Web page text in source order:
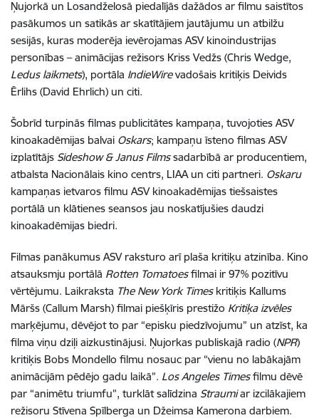
Ņujorkā un Losandželosā piedalījās dažādos ar filmu saistītos
pasākumos un satikās ar skatītājiem jautājumu un atbilžu
sesijās, kuras moderēja ievērojamas ASV kinoindustrijas
personības – animācijas režisors Kriss Vedžs (Chris Wedge,
Ledus laikmets), portāla IndieWirevadošais kritiķis Deivids
Ērlihs (David Ehrlich) un citi.
Šobrīd turpinās filmas publicitātes kampaņa, tuvojoties ASV
kinoakadēmijas balvai Oskars; kampaņu īsteno filmas ASV
izplatītājs Sideshow & Janus Filmssadarbībā ar producentiem,
atbalsta Nacionālais kino centrs, LIAA un citi partneri. Oskaru
kampaņas ietvaros filmu ASV kinoakadēmijas tiešsaistes
portālā un klātienes seansos jau noskatījušies daudzi
kinoakadēmijas biedri.
Filmas panākumus ASV raksturo arī plaša kritiķu atzinība. Kino
atsauksmju portālā Rotten Tomatoesfilmai ir 97% pozitīvu
vērtējumu. Laikraksta The New York Timeskritiķis Kallums
Māršs (Callum Marsh) filmai piešķīris prestižo Kritiķa izvēles
marķējumu, dēvējot to par “episku piedzīvojumu” un atzīst, ka
filma viņu dziļi aizkustinājusi. Ņujorkas publiskajā radio (NPR)
kritiķis Bobs Mondello filmu nosauc par “vienu no labākajām
animācijām pēdējo gadu laikā”. Los Angeles Timesfilmu dēvē
par “animētu triumfu”, turklāt salīdzina Straumiar izcilākajiem
režisoru Stīvena Spīlberga un Džeimsa Kamerona darbiem.